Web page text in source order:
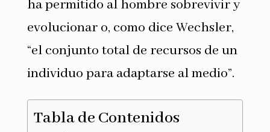
ha permitido al hombre sobrevivir y
evolucionar o, como dice Wechsler,
“el conjunto total de recursos de un
individuo para adaptarse al medio”.
Tabla de Contenidos